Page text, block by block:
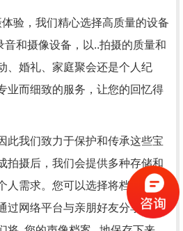
验，我们精心选择高质量的设备
音和摄像设备，以..拍摄的质量和
、婚礼、家庭聚会还是个人纪
业而细致的服务，让您的回忆得
此我们致力于保护和传承这些宝
拍摄后，我们会提供多种存储和
人需求。您可以选择将档案保存
过网络平台与亲朋好友分享。无